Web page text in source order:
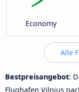
Economy
Alle
Bestpreisangebot:
Flughafen Vilnius